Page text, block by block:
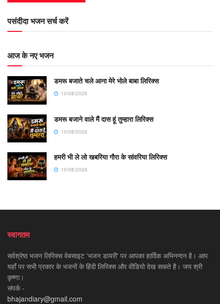
पसंदीदा भजन सर्च करें
आज के नए भजन
डमरू बजाते चले आना मेरे भोले बाबा लिरिक्स
10/08/2026
डमरू बजाने वाले मैं दास हूं तुम्हारा लिरिक्स
10/08/2026
हमरी भी ले लो खबरिया गौरा के सांवरिया लिरिक्स
10/08/2026
स्वागतम
सर्वश्रेष्ठ भजन लिरिक्स वेबसाइट 'भजन डायरी' पर आपका हार्दिक अभिनन्दन है। आप
यहाँ पर सभी प्रकार के भजनों के हिंदी लिरिक्स और वीडियो देख सकते है। जय श्री
कृष्णा।
संपर्क -
bhajandiary@gmail.com